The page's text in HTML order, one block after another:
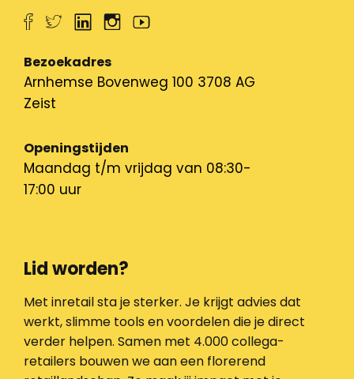
Bezoekadres
Arnhemse Bovenweg 100 3708 AG
Zeist
Openingstijden
Maandag t/m vrijdag van 08:30-
17:00 uur
Lid worden?
Met inretail sta je sterker. Je krijgt advies dat
werkt, slimme tools en voordelen die je direct
verder helpen. Samen met 4.000 collega-
retailers bouwen we aan een florerend